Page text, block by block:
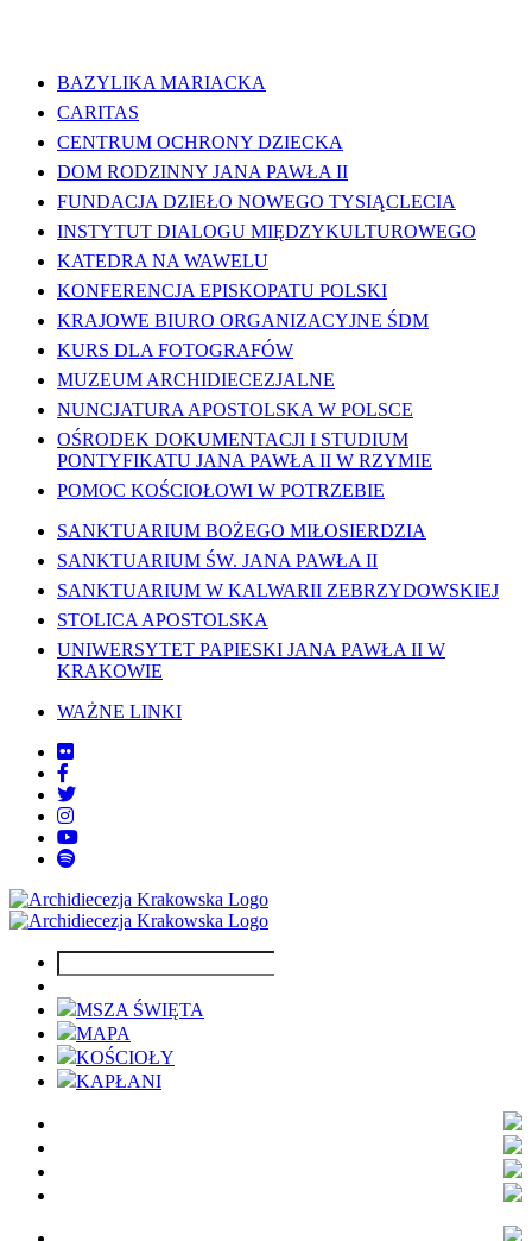
BAZYLIKA MARIACKA
CARITAS
CENTRUM OCHRONY DZIECKA
DOM RODZINNY JANA PAWŁA II
FUNDACJA DZIEŁO NOWEGO TYSIĄCLECIA
INSTYTUT DIALOGU MIĘDZYKULTUROWEGO
KATEDRA NA WAWELU
KONFERENCJA EPISKOPATU POLSKI
KRAJOWE BIURO ORGANIZACYJNE ŚDM
KURS DLA FOTOGRAFÓW
MUZEUM ARCHIDIECEZJALNE
NUNCJATURA APOSTOLSKA W POLSCE
OŚRODEK DOKUMENTACJI I STUDIUM
PONTYFIKATU JANA PAWŁA II W RZYMIE
POMOC KOŚCIOŁOWI W POTRZEBIE
SANKTUARIUM BOŻEGO MIŁOSIERDZIA
SANKTUARIUM ŚW. JANA PAWŁA II
SANKTUARIUM W KALWARII ZEBRZYDOWSKIEJ
STOLICA APOSTOLSKA
UNIWERSYTET PAPIESKI JANA PAWŁA II W
KRAKOWIE
WAŻNE LINKI
MSZA ŚWIĘTA
MAPA
KOŚCIOŁY
KAPŁANI